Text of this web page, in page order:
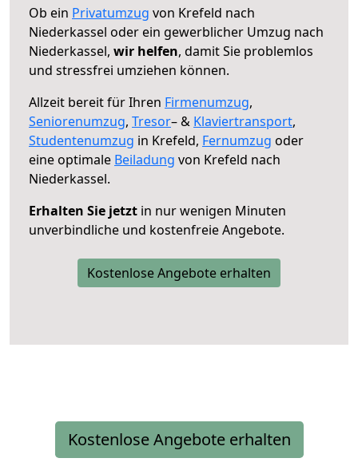
Ob ein Privatumzug von Krefeld nach
Niederkassel oder ein gewerblicher Umzug nach
Niederkassel, wir helfen, damit Sie problemlos
und stressfrei umziehen können.
Allzeit bereit für Ihren Firmenumzug,
Seniorenumzug, Tresor– & Klaviertransport,
Studentenumzug in Krefeld, Fernumzug oder
eine optimale Beiladung von Krefeld nach
Niederkassel.
Erhalten Sie jetzt in nur wenigen Minuten
unverbindliche und kostenfreie Angebote.
Kostenlose Angebote erhalten
Kostenlose Angebote erhalten